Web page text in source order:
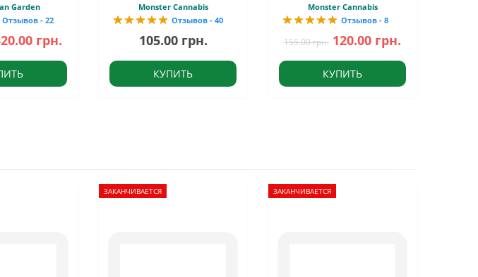
Garden
Отзывов - 22
грн.
Monster Cannabis
Отзывов - 40
105.00 грн.
КУПИТЬ
Monster Cannabis
Отзывов - 8
155.00 грн. 120.00 грн.
КУПИТЬ
ЗАКАНЧИВАЕТСЯ ЗАКАНЧИВАЕТСЯ